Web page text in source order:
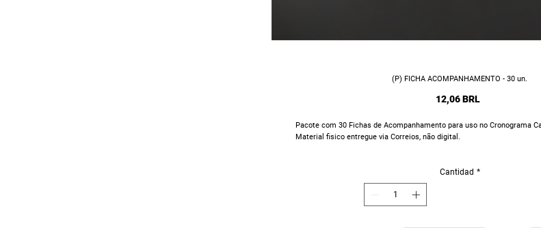
(P) FICHA ACOMPANHAMENTO - 30 un.
12,06 BRL
Pacote com 30 Fichas de Acompanhamento para uso no Cronograma
Material fisico entregue via Correios, não digital.
Cantidad *